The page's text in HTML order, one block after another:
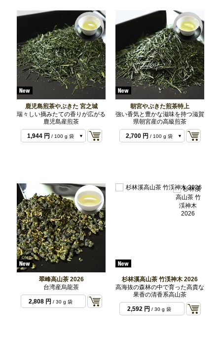
鹿児島煎茶やぶきた 宮之城
瑞々しい摘みたての香りが広がる
鹿児島産煎茶
1,944 円 / 100 g 袋
朝宮やぶきた煎茶特上
強い香気と豊かな滋味を持つ滋賀
県朝宮産の高級煎茶
1,404 円/ 50 g 袋
2,700 円 / 100 g 袋
翠峰高山茶 2026
台湾産烏龍茶
2,808 円 / 30 g 袋
杉林溪高山茶 竹渓神木 2026
高海抜の森林の中で育った高貴な
果香の清香系高山茶
2,592 円 / 30 g 袋